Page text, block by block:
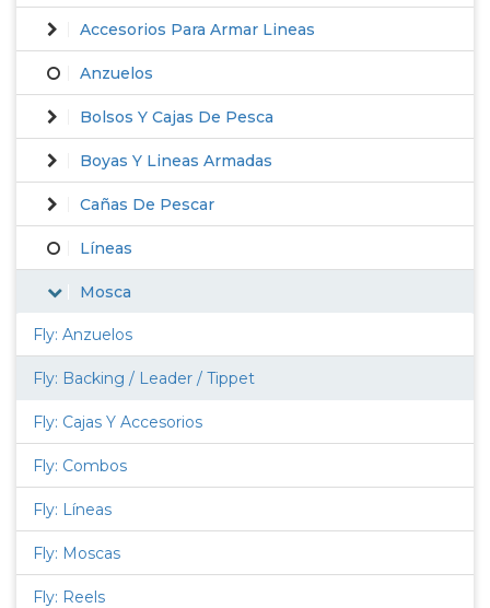
Accesorios Para Armar Lineas
Anzuelos
Bolsos Y Cajas De Pesca
Boyas Y Lineas Armadas
Cañas De Pescar
Líneas
Mosca
Fly: Anzuelos
Fly: Backing / Leader / Tippet
Fly: Cajas Y Accesorios
Fly: Combos
Fly: Líneas
Fly: Moscas
Fly: Reels